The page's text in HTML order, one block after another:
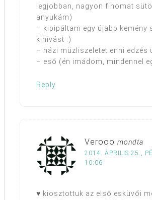
legjobban, nagyon finomat
anyukám)
– kipipáltam egy újabb kemény
kihívást :)
– házi müzliszeletet enni edzés
– eső (én imádom, mindennel
Reply
Verooo mondta
2014. ÁPRILIS 25.,
10:06
♥ kiosztottuk az első esküvői